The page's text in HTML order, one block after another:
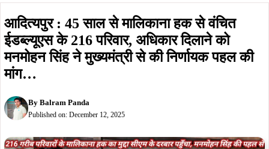
आदित्यपुर : 45 साल से मालिकाना हक से वंचित
ईडब्ल्यूएस के 216 परिवार, अधिकार दिलाने को
मनमोहन सिंह ने मुख्यमंत्री से की निर्णायक पहल की
मांग…
By Balram Panda
Published on: December 12, 2025